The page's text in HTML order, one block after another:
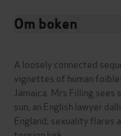
Om boken
A loosely connected
vignettes of human
Jamaica. Mrs Filling
sun; an English lawyer
England; sexuality flares